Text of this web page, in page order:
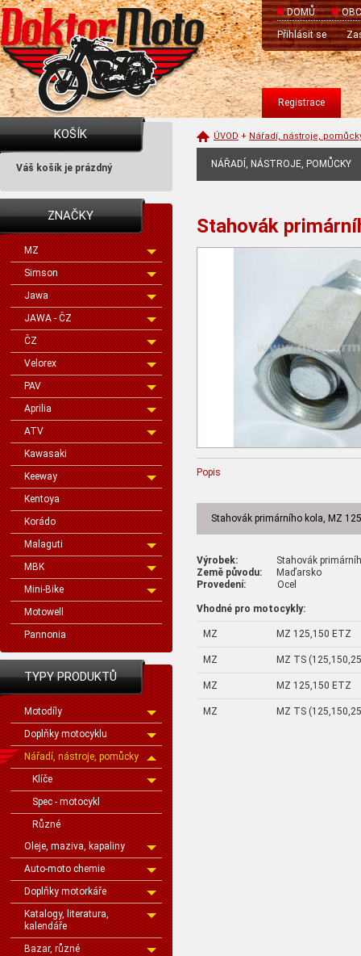
DOMŮ
Přihlásit se
Registrace
KOŠÍK
Váš košík je prázdný
ZNAČKY
MZ
Simson
Jawa
JAWA - ČZ
ČZ
Velorex
PAV
Aprilia
ATV
Kawasaki
Keeway
Kentoya
Korádo
Malaguti
MBK
Mini-Bike
Motowell
Pannonia
TYPY PRODUKTŮ
Motodíly
Doplňky motocyklu
Nářadí, nástroje, pomůcky
Klíče
Spec - motocykl
Různé
Oleje, maziva, kapaliny
Auto-moto chemie
Doplňky motorkáře
Katalogy, literatura,
kalendáře
Bazar, různé
ÚVOD + Nářadí, nástroje,
NÁŘADÍ, NÁSTROJE, POMŮCKY
Stahovák
Popis
Stahovák primárního kola, MZ
Výrobek: Stahovák
Země původu: Maďarsko
Provedení: Ocel
Vhodné pro motocykly:
MZ MZ 125,150 ETZ
MZ MZ TS
MZ MZ 125,150 ETZ
MZ MZ TS